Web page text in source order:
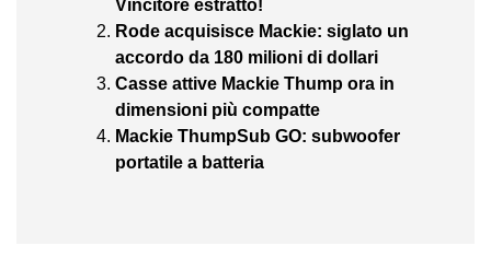
Vincitore estratto!
Rode acquisisce Mackie: siglato un
accordo da 180 milioni di dollari
Casse attive Mackie Thump ora in
dimensioni più compatte
Mackie ThumpSub GO: subwoofer
portatile a batteria